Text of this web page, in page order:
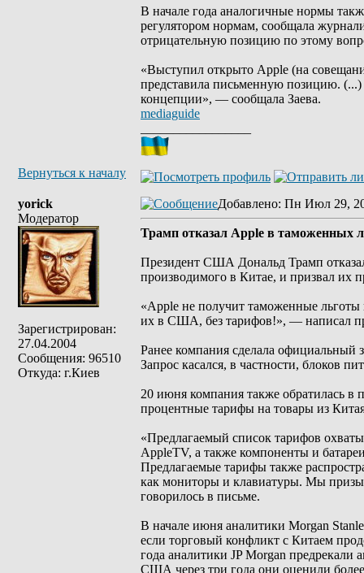
В начале года аналогичные нормы
регулятором нормам, сообщала
отрицательную позицию по этому
«Выступил открыто Apple (на
представила письменную позицию. (...)
концепции», — сообщала Заева.
mediaguide
Вернуться к началу
yorick
Модератор
Зарегистрирован:
27.04.2004
Сообщения: 96510
Откуда: г.Киев
Добавлено: Пн Июл 29,
Трамп отказал Apple в таможенных
Президент США Дональд Трамп
производимого в Китае, и призвал их
«Apple не получит таможенные льготы
их в США, без тарифов!», — написал
Ранее компания сделала официальный
Запрос касался, в частности, блоков
20 июня компания также обратилась в
процентные тарифы на товары из
«Предлагаемый список тарифов
AppleTV, а также компоненты и
Предлагаемые тарифы также
как мониторы и клавиатуры. Мы
говорилось в письме.
В начале июня аналитики Morgan
если торговый конфликт с Китаем
года аналитики JP Morgan предрекали
США через три года они оценили